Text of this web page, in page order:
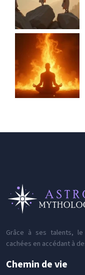
Grâce à ses talents,
cachées en accédant à
Chemin de vie